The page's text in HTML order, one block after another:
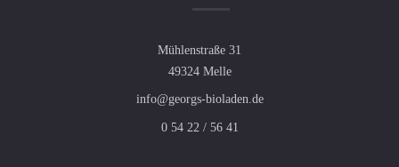
Mühlenstraße 31
49324 Melle
info@georgs-bioladen.de
0 54 22 / 56 41